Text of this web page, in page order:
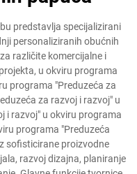
predstavlja specijalizirani
personaliziranih obućnih
različite komercijalne i
u okviru programa
programa "Preduzeća za
za razvoj i razvoj" u
i razvoj" u okviru programa
programa "Preduzeća
sofisticirane proizvodne
razvoj dizajna, planiranje